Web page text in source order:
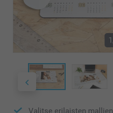
Valitse erilaisten